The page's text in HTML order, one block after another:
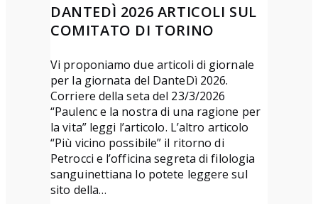
i
a
L
o
r
e
t
t
a
DANTEDÌ 2026 ARTICOLI SUL
COMITATO DI TORINO
Vi proponiamo due articoli di giornale
per la giornata del DanteDì 2026.
Corriere della seta del 23/3/2026
“Paulenc e la nostra di una ragione per
la vita” leggi l’articolo. L’altro articolo
“Più vicino possibile” il ritorno di
Petrocci e l’officina segreta di filologia
sanguinettiana lo potete leggere sul
sito della…